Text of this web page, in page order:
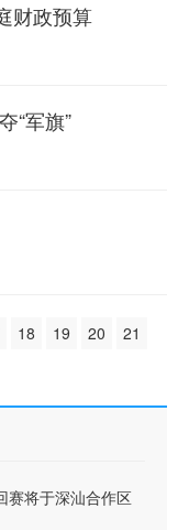
财政预算
“军旗”
18 19 20
21
赛将于深汕合作区